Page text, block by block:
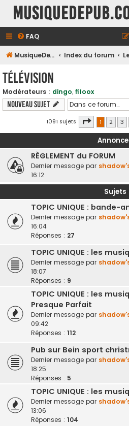
FAQ
MusiqueDePub.com Index du forum
Télévision
Modérateurs : dingo, fifoox
Nouveau sujet
1091 sujets Page 1sur28
1 2 3
RÈGLEMENT du FORUM
Dernier message par
16:12
Sujets
TOPIC UNIQUE : bande-
Dernier message par
16:04
Réponses : 27
TOPIC UNIQUE : les
Dernier message par
18:07
Réponses : 9
TOPIC UNIQUE : les
Presque Parfait
Dernier message par
09:42
Réponses : 112
Pub sur Bein sport
Dernier message par
18:25
Réponses : 5
TOPIC UNIQUE : les
Dernier message par
13:06
Réponses : 104